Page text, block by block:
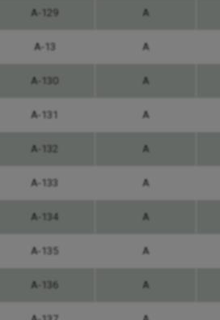
A-129 A
A-13 A
A-130 A
A-131 A
A-132 A
A-133 A
A-134 A
A-135 A
A-136 A